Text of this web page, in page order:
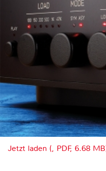
Jetzt laden (, PDF, 6.68